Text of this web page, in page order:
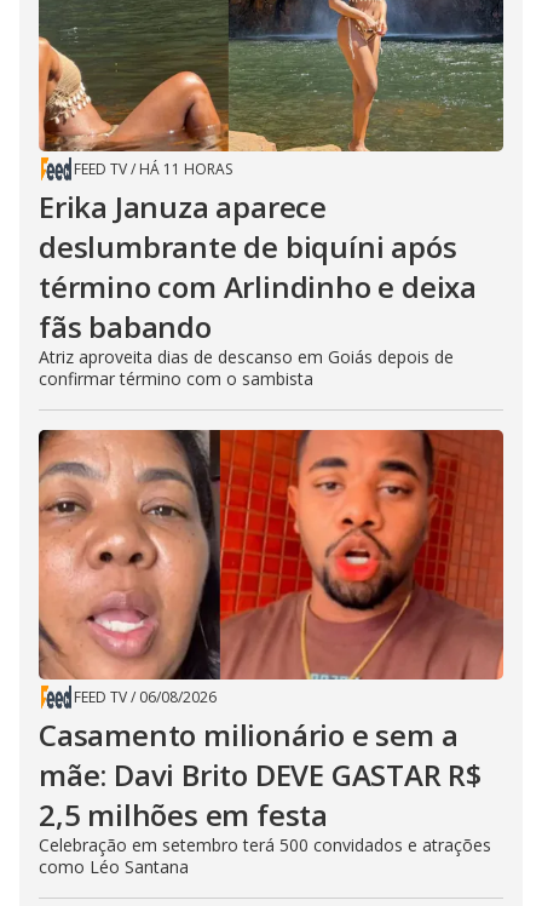
FEED TV/ HÁ 11 HORAS
Erika Januza aparece
deslumbrante de biquíni após
término com Arlindinho e deixa
fãs babando
Atriz aproveita dias de descanso em Goiás depois de
confirmar término com o sambista
FEED TV/ 06/08/2026
Casamento milionário e sem a
mãe: Davi Brito DEVE GASTAR R$
2,5 milhões em festa
Celebração em setembro terá 500 convidados e atrações
como Léo Santana